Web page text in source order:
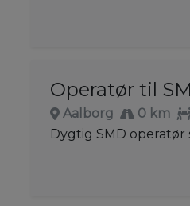
Operatør til
Aalborg 0 km
Dygtig SMD operatør